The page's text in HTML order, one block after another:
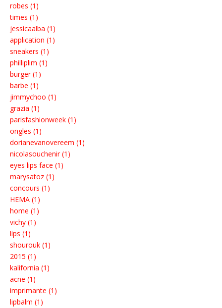
robes (1)
times (1)
jessicaalba (1)
application (1)
sneakers (1)
philliplim (1)
burger (1)
barbe (1)
jimmychoo (1)
grazia (1)
parisfashionweek (1)
ongles (1)
dorianevanovereem (1)
nicolasouchenir (1)
eyes lips face (1)
marysatoz (1)
concours (1)
HEMA (1)
home (1)
vichy (1)
lips (1)
shourouk (1)
2015 (1)
kalifornia (1)
acne (1)
imprimante (1)
lipbalm (1)